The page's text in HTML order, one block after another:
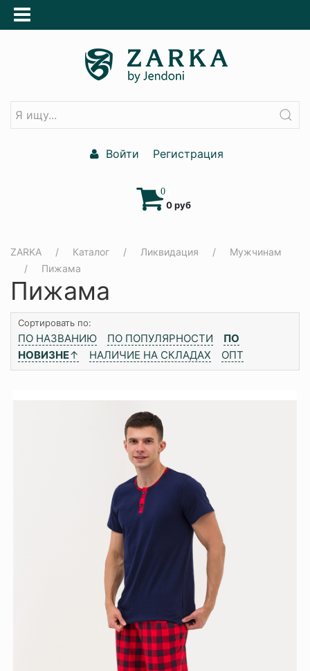
Войти Регистрация
0
0 руб
ZARKA Каталог Ликвидация
Мужчинам
Пижама
Пижама
Сортировать по:
ПО НАЗВАНИЮ ПО ПОПУЛЯРНОСТИ
ПО
НОВИЗНЕ↑ НАЛИЧИЕ НА СКЛАДАХ ОПТ